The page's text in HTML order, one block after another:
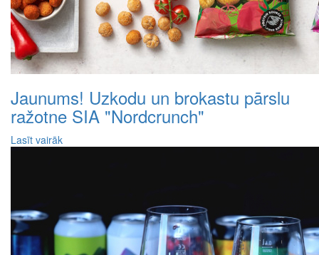
Jaunums! Uzkodu un brokastu pārslu
ražotne SIA "Nordcrunch"
Lasīt vairāk